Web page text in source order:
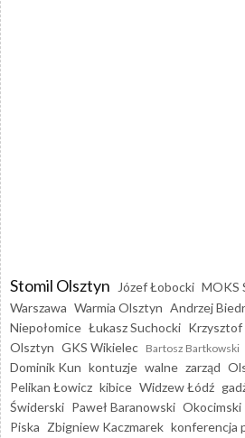
Stomil Olsztyn Józef Łobocki MOKS
Warszawa Warmia Olsztyn Andrzej
Niepołomice Łukasz Suchocki Krzysztof
Olsztyn GKS Wikielec Bartosz Bartkowski
Dominik Kun kontuzje walne zarząd
Pelikan Łowicz kibice Widzew Łódź
Świderski Paweł Baranowski Okocimski
Piska Zbigniew Kaczmarek konferencja